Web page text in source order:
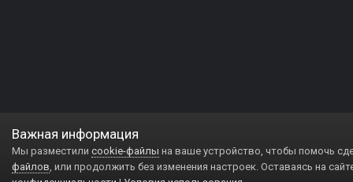
Важная информация
Мы разместили cookie-файлы на ваше устройство, чтобы помочь
файлов, или продолжить без изменения настроек. Оставаясь на